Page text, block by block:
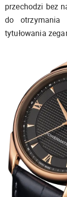
przechodzi bez
do otrzymania
tytułowania